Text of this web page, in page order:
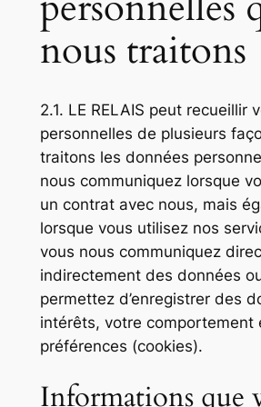
nous traitons
2.1. LE RELAIS peut recueillir
personnelles de plusieurs
traitons les données
nous communiquez lorsque
un contrat avec nous, mais
lorsque vous utilisez nos
vous nous communiquez
indirectement des données
permettez d’enregistrer des
intérêts, votre comportement
préférences (cookies).
Informations que